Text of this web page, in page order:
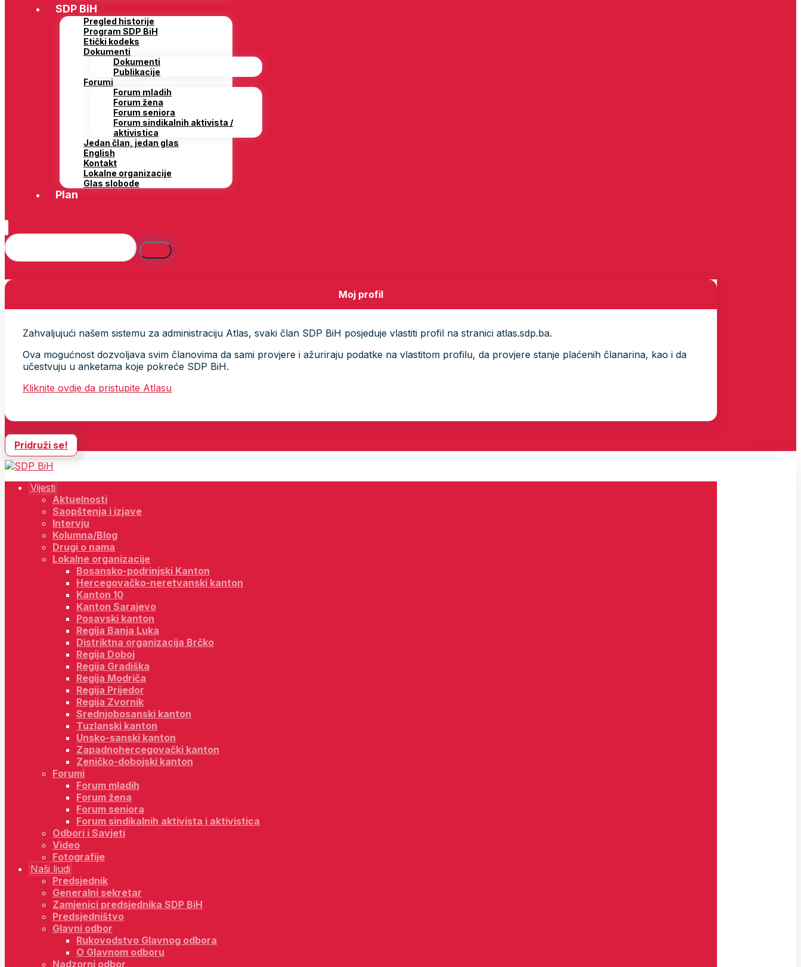
SDP BiH
Pregled historije
Program SDP BiH
Etički kodeks
Dokumenti
Dokumenti
Publikacije
Forumi
Forum mladih
Forum žena
Forum seniora
Forum sindikalnih aktivista /
aktivistica
Jedan član, jedan glas
English
Kontakt
Lokalne organizacije
Glas slobode
Plan
Moj profil
Zahvaljujući našem sistemu za administraciju Atlas, svaki član SDP BiH posjeduje vlastiti profil na stranici atlas.sdp.ba.
Ova mogućnost dozvoljava svim članovima da sami provjere i ažuriraju podatke na vlastitom profilu, da provjere stanje plaćenih članarina, kao i da
učestvuju u anketama koje pokreće SDP BiH.
Kliknite ovdje da pristupite Atlasu
Pridruži se!
Vijesti
Aktuelnosti
Saopštenja i izjave
Intervju
Kolumna/Blog
Drugi o nama
Lokalne organizacije
Bosansko-podrinjski Kanton
Hercegovačko-neretvanski kanton
Kanton 10
Kanton Sarajevo
Posavski kanton
Regija Banja Luka
Distriktna organizacija Brčko
Regija Doboj
Regija Gradiška
Regija Modriča
Regija Prijedor
Regija Zvornik
Srednjobosanski kanton
Tuzlanski kanton
Unsko-sanski kanton
Zapadnohercegovački kanton
Zeničko-dobojski kanton
Forumi
Forum mladih
Forum žena
Forum seniora
Forum sindikalnih aktivista i aktivistica
Odbori i Savjeti
Video
Fotografije
Naši ljudi
Predsjednik
Generalni sekretar
Zamjenici predsjednika SDP BiH
Predsjedništvo
Glavni odbor
Rukovodstvo Glavnog odbora
O Glavnom odboru
Nadzorni odbor